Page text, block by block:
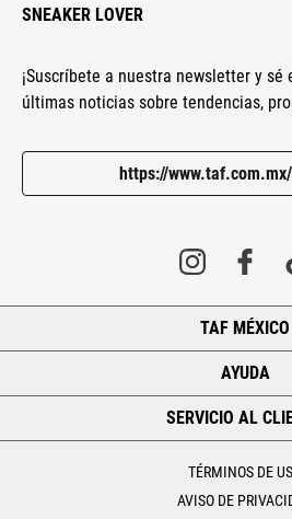
SNEAKER LOVER
¡Suscríbete a nuestra newsletter y
últimas noticias sobre tendencias,
https://
TAF MÉXICO
AYUDA
SERVICIO AL
TÉRMINOS DE
AVISO DE